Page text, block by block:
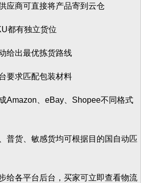
商可直接将产品寄到云仓
有独立货位
出最优拣货路线
求匹配包装材料
、eBay、Shopee不同格式
货、敏感货均可根据目的国自动匹
各平台后台，买家可立即查看物流